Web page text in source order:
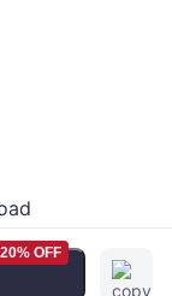
20% OFF